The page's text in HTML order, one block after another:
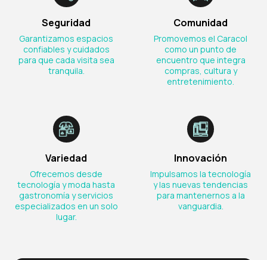
Seguridad
Garantizamos espacios
confiables y cuidados
para que cada visita sea
tranquila.
Comunidad
Promovemos el Caracol
como un punto de
encuentro que integra
compras, cultura y
entretenimiento.
Variedad
Ofrecemos desde
tecnología y moda hasta
gastronomía y servicios
especializados en un solo
lugar.
Innovación
Impulsamos la tecnología
y las nuevas tendencias
para mantenernos a la
vanguardia.